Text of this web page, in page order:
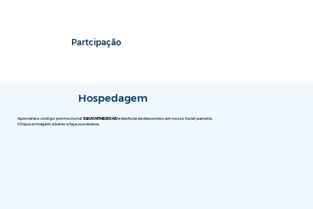
Partcipação
Hospedagem
Aproveite o código promocionalSBUONTHEROADe desfrute de descontos em nosso hotel parceiro.
Clique a imagem a baixo e faça sua reserva.